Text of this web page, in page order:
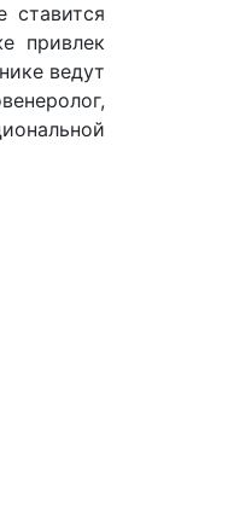
ставится
привлек
ведут